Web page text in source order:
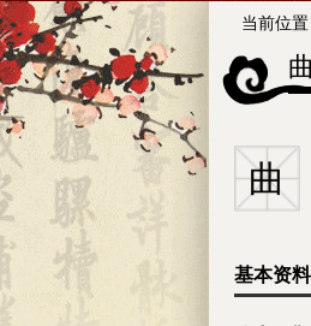
当前位置
曲
基本资料